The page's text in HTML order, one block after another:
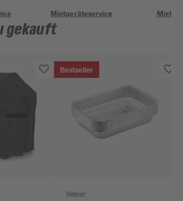
Mietgeräteservice
gekauft
Bestseller
Weber